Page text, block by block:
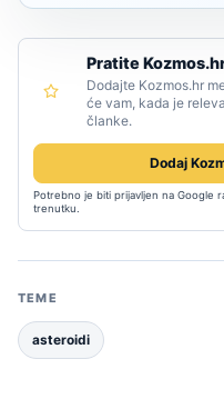
Pratite
Dodajte Kozmos.hr
će vam, kada je
članke.
Dodaj
Potrebno je biti prijavljen na Google
trenutku.
TEME
asteroidi